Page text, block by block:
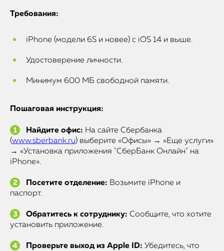
Требования:
iPhone (модели 6S и новее) с iOS 14 и выше.
Удостоверение личности.
Минимум 600 МБ свободной памяти.
Пошаговая инструкция:
Найдите офис: На сайте Сбербанка
(www.sberbank.ru) выберите «Офисы» → «Еще услуги»
→ «Установка приложения "СберБанк Онлайн" на
iPhone».
Посетите отделение: Возьмите iPhone и
паспорт.
Обратитесь к сотруднику: Сообщите, что хотите
установить приложение.
Проверьте выход из Apple ID: Убедитесь, что